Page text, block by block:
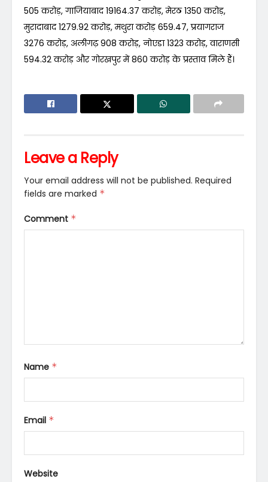
505 करोड़, गाजियाबाद 19164.37 करोड़, मेरठ 1350 करोड़,
मुरादाबाद 1279.92 करोड़, मथुरा करोड़ 659.47, प्रयागराज
3276 करोड़, अलीगढ़ 908 करोड़, नोएडा 1323 करोड़, वाराणसी
594.32 करोड़ और गोरखपुर में 860 करोड़ के प्रस्ताव मिले हैं।
Leave a Reply
Your email address will not be published. Required
fields are marked *
Comment *
Name *
Email *
Website